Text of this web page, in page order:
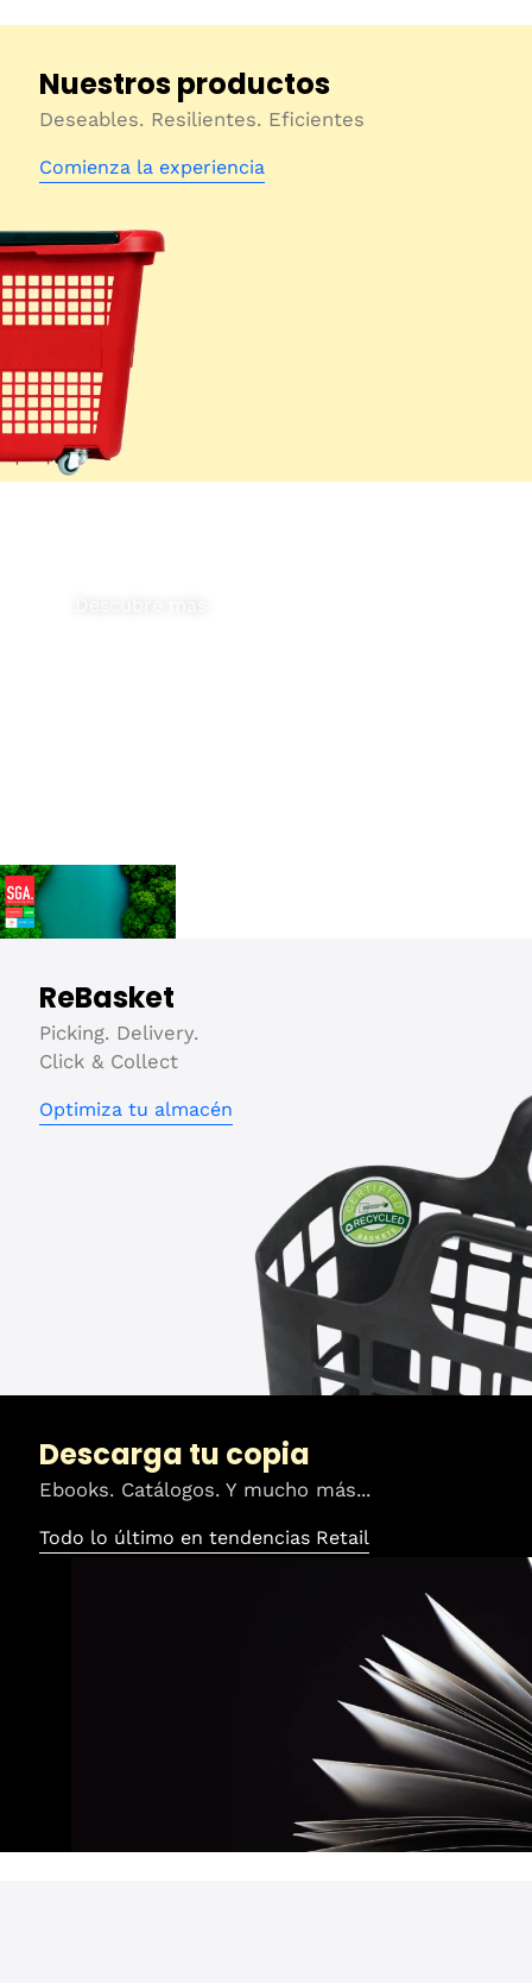
Nuestros productos
Deseables. Resilientes. Eficientes
Comienza la experiencia
ReBasket
Picking. Delivery.
Click & Collect
Optimiza tu almacén
Descarga tu copia​
Ebooks. Catálogos. Y mucho más​...
Todo lo último en tendencias Retail